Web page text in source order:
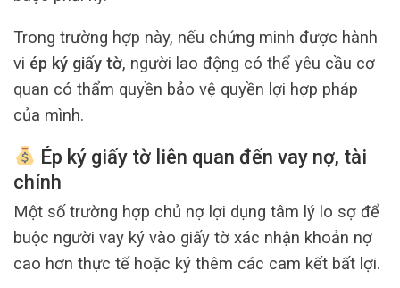
Trong trường hợp này, nếu chứng minh được hành
vi ép ký giấy tờ, người lao động có thể yêu cầu cơ
quan có thẩm quyền bảo vệ quyền lợi hợp pháp
của mình.
Ép ký giấy tờ liên quan đến vay nợ, tài
chính
Một số trường hợp chủ nợ lợi dụng tâm lý lo sợ để
buộc người vay ký vào giấy tờ xác nhận khoản nợ
cao hơn thực tế hoặc ký thêm các cam kết bất lợi.